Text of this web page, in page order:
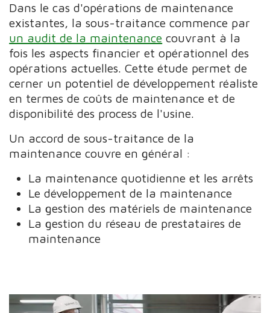
Dans le cas d'opérations de maintenance
existantes, la sous-traitance commence par
un audit de la maintenance couvrant à la
fois les aspects financier et opérationnel des
opérations actuelles. Cette étude permet de
cerner un potentiel de développement réaliste
en termes de coûts de maintenance et de
disponibilité des process de l'usine.
Un accord de sous-traitance de la
maintenance couvre en général :
La maintenance quotidienne et les arrêts
Le développement de la maintenance
La gestion des matériels de maintenance
La gestion du réseau de prestataires de
maintenance